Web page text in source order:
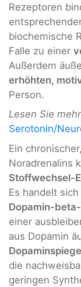
Rezeptoren
biochemische
Falle zu einer
Außerdem
erhöhten,
Person.
Lesen Sie
Serotonin/
Ein
Noradrenalins
Stoffwechsel-
Es handelt
Dopamin-
einer
aus Dopamin
die
geringen